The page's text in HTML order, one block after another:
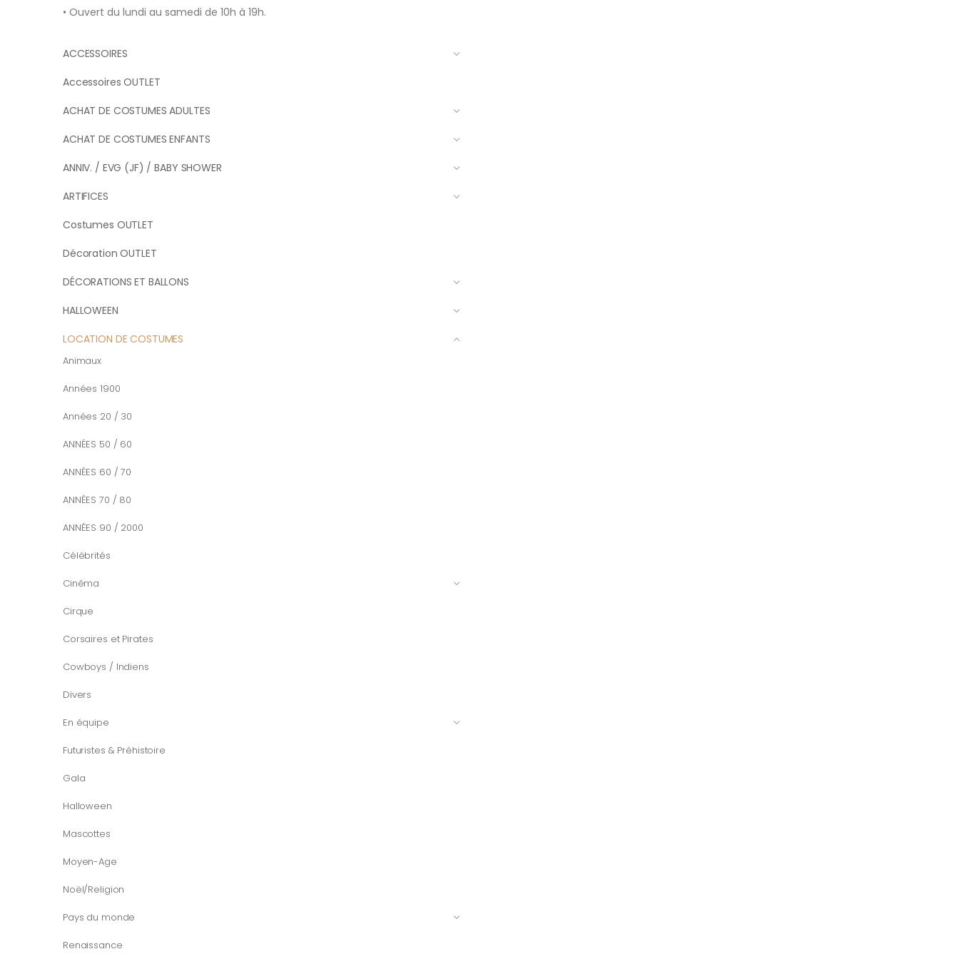
• Ouvert du lundi au samedi de 10h à 19h.
ACCESSOIRES
Accessoires OUTLET
ACHAT DE COSTUMES ADULTES
ACHAT DE COSTUMES ENFANTS
ANNIV. / EVG (JF) / BABY SHOWER
ARTIFICES
Costumes OUTLET
Décoration OUTLET
DÉCORATIONS ET BALLONS
HALLOWEEN
LOCATION DE COSTUMES
Animaux
Années 1900
Années 20 / 30
ANNÉES 50 / 60
ANNÉES 60 / 70
ANNÉES 70 / 80
ANNÉES 90 / 2000
Célébrités
Cinéma
Cirque
Corsaires et Pirates
Cowboys / Indiens
Divers
En équipe
Futuristes & Préhistoire
Gala
Halloween
Mascottes
Moyen-Age
Noël/Religion
Pays du monde
Renaissance